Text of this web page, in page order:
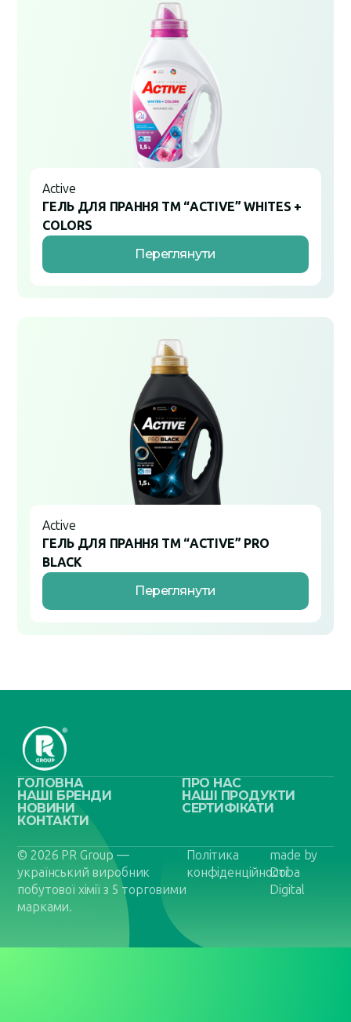
Active
ГЕЛЬ ДЛЯ ПРАННЯ ТМ “ACTIVE” WHITES +
COLORS
Переглянути
Active
ГЕЛЬ ДЛЯ ПРАННЯ ТМ “ACTIVE” PRO
BLACK
Переглянути
ГОЛОВНА
ПРО НАС
НАШІ БРЕНДИ
НАШІ ПРОДУКТИ
НОВИНИ
СЕРТИФІКАТИ
КОНТАКТИ
© 2026 PR Group —
український виробник
побутової хімії з 5 торговими
марками.
Політика
конфіденційності
made by
Doba
Digital